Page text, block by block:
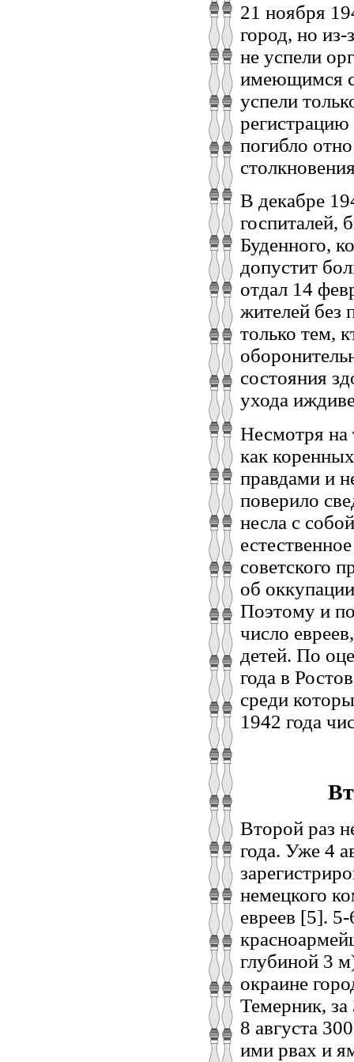
21 ноября
город, но из-
не успели
имеющимся
успели
погибло
В декабре
госпиталей,
Буденного,
допустит
отдал 14
жителей без
только тем,
состояния
ухода
Несмотря на
как
правдами и
поверило
несла с
советского
об
Поэтому и
число
детей. По
года в
среди
1942 года
Второй раз
года. Уже 4
немецкого
евреев [5].
глубиной 3
окраине
Темерник,
8 августа
ими рвах и